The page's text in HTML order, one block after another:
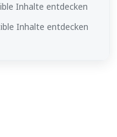
Inhalte entdecken
Inhalte entdecken